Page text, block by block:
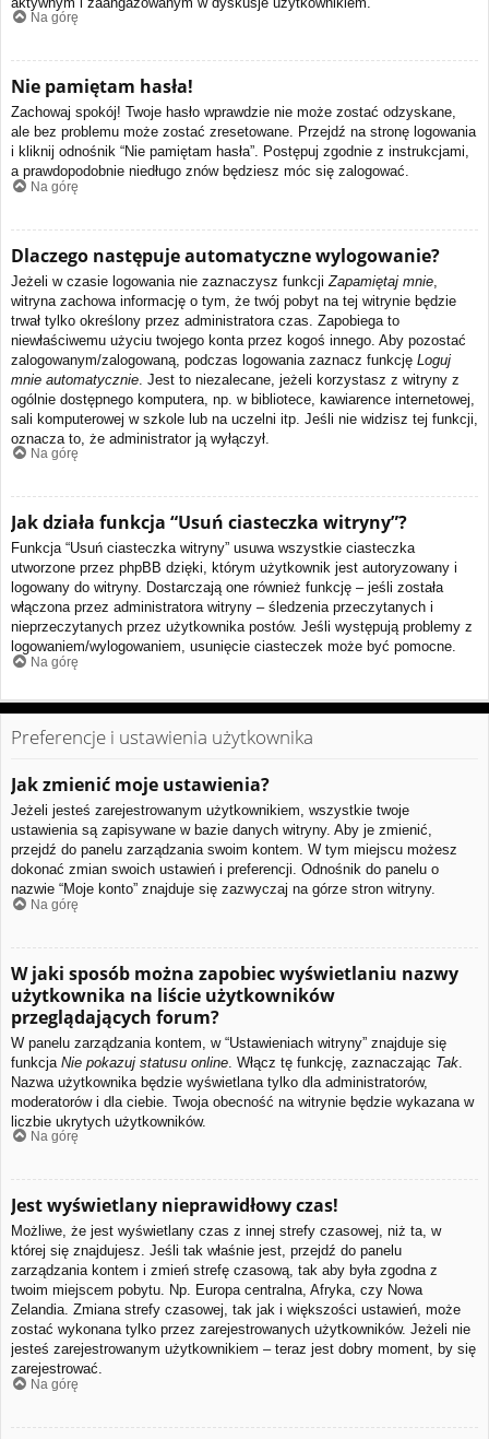
Na górę
Nie pamiętam hasła!
Zachowaj spokój! Twoje hasło wprawdzie nie może zostać odzyskane,
ale bez problemu może zostać zresetowane. Przejdź na stronę logowania
i kliknij odnośnik “Nie pamiętam hasła”. Postępuj zgodnie z instrukcjami,
a prawdopodobnie niedługo znów będziesz móc się zalogować.
Na górę
Dlaczego następuje automatyczne wylogowanie?
Jeżeli w czasie logowania nie zaznaczysz funkcji Zapamiętaj mnie
witryna zachowa informację o tym, że twój pobyt na tej witrynie będzie
trwał tylko określony przez administratora czas. Zapobiega to
niewłaściwemu użyciu twojego konta przez kogoś innego. Aby pozostać
zalogowanym/zalogowaną, podczas logowania zaznacz funkcję Loguj
mnie automatycznie . Jest to niezalecane, jeżeli korzystasz z witryny z
ogólnie dostępnego komputera, np. w bibliotece, kawiarence internetowej,
sali komputerowej w szkole lub na uczelni itp. Jeśli nie widzisz tej funkcji,
oznacza to, że administrator ją wyłączył.
Na górę
Jak działa funkcja “Usuń ciasteczka witryny”?
Funkcja “Usuń ciasteczka witryny” usuwa wszystkie ciasteczka
utworzone przez phpBB dzięki, którym użytkownik jest autoryzowany i
logowany do witryny. Dostarczają one również funkcję – jeśli została
włączona przez administratora witryny – śledzenia przeczytanych i
nieprzeczytanych przez użytkownika postów. Jeśli występują problemy z
logowaniem/wylogowaniem, usunięcie ciasteczek może być pomocne.
Na górę
Preferencje i ustawienia użytkownika
Jak zmienić moje ustawienia?
Jeżeli jesteś zarejestrowanym użytkownikiem, wszystkie twoje
ustawienia są zapisywane w bazie danych witryny. Aby je zmienić,
przejdź do panelu zarządzania swoim kontem. W tym miejscu możesz
dokonać zmian swoich ustawień i preferencji. Odnośnik do panelu o
nazwie “Moje konto” znajduje się zazwyczaj na górze stron witryny.
Na górę
W jaki sposób można zapobiec wyświetlaniu nazwy
użytkownika na liście użytkowników
przeglądających forum?
W panelu zarządzania kontem, w “Ustawieniach witryny” znajduje się
funkcja Nie pokazuj statusu online . Włącz tę funkcję, zaznaczając Tak
Nazwa użytkownika będzie wyświetlana tylko dla administratorów,
moderatorów i dla ciebie. Twoja obecność na witrynie będzie wykazana w
liczbie ukrytych użytkowników.
Na górę
Jest wyświetlany nieprawidłowy czas!
Możliwe, że jest wyświetlany czas z innej strefy czasowej, niż ta, w
której się znajdujesz. Jeśli tak właśnie jest, przejdź do panelu
zarządzania kontem i zmień strefę czasową, tak aby była zgodna z
twoim miejscem pobytu. Np. Europa centralna, Afryka, czy Nowa
Zelandia. Zmiana strefy czasowej, tak jak i większości ustawień, może
zostać wykonana tylko przez zarejestrowanych użytkowników. Jeżeli nie
jesteś zarejestrowanym użytkownikiem – teraz jest dobry moment, by się
zarejestrować.
Na górę